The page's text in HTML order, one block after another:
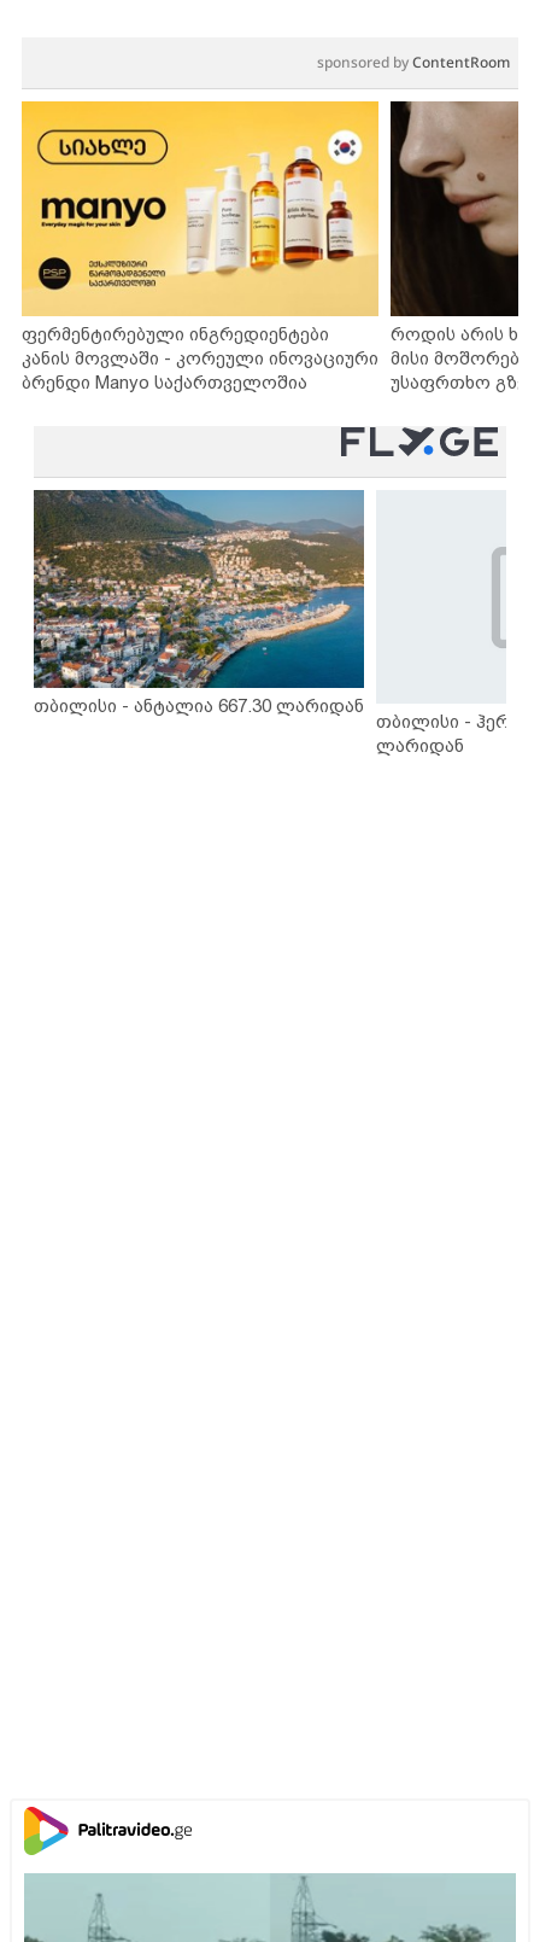
sponsored byContentRoom
ფერმენტირებული ინგრედიენტები
კანის მოვლაში - კორეული ინოვაციური
ბრენდი Manyo საქართველოშია
როდის არის
მისი
უსაფრთხო
თბილისი - ანტალია 667.30 ლარიდან
თბილისი -
ლარიდან